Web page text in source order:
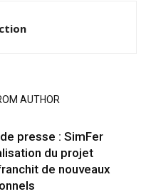
AUTHOR
presse : SimFer
du projet
de nouveaux